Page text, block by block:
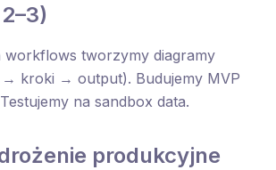
workflows tworzymy diagramy
kroki → output). Budujemy MVP
na sandbox data.
produkcyjne